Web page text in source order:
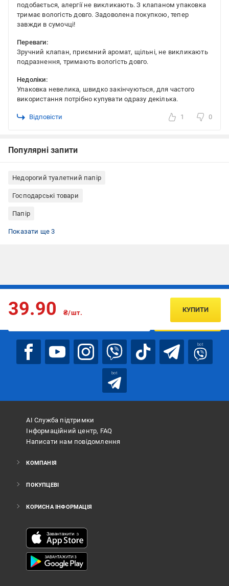
подобається, алергії не викликають. З клапаном упаковка
тримає вологість довго. Задоволена покупкою, тепер
завжди в сумочці!
Переваги:
Зручний клапан, приємний аромат, щільні, не викликають
подразнення, тримають вологість довго.
Недоліки:
Упаковка невелика, швидко закінчуються, для частого
використання потрібно купувати одразу декілька.
Відповісти 1 0
Популярні запити
Недорогий туалетний папір
Господарські товари
Папір
Ароматозований туалетний папір
Туалетний папір для дому (побутовий)
Туалетний папір без перфорації
Показати ще 3
39.90 ₴/шт. КУПИТИ
Підписуйтесь, щоб дізнаватись першим про акції та пропозиції
ПІДПИСАТИСЯ
bot
bot
АІ Служба підтримки
Інформаційний центр, FAQ
Написати нам повідомлення
КОМПАНІЯ
ПОКУПЦЕВІ
КОРИСНА ІНФОРМАЦІЯ